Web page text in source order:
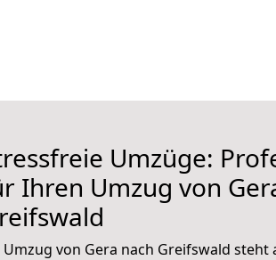
Umzüge:
Ihren Umzug von
von Gera nach Greifswald steht